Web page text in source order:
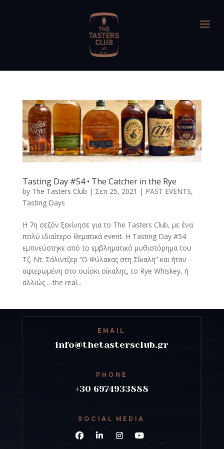
Tasting Day #54 • The Catcher in the Rye
by The Tasters Club | Σεπ 25, 2021 | PAST EVENTS,
Tasting Days
Η 7η σεζόν ξεκίνησε για το The Tasters Club, με ένα
πολύ ιδιαίτερο θεματικά event. Η Tasting Day #54
εμπνεύστηκε από το εμβληματικό μυθιστόρημα του
Τζ. Ντ. Σάλιντζερ “Ο Φύλακας στη Σίκαλη” και ήταν
αφιερωμένη στο ουίσκι σίκαλης, το Rye Whiskey, ή
αλλιώς …the real...
EMAIL
info@thetastersclub.gr
PHONE
+30 6974933888
SOCIAL MEDIA